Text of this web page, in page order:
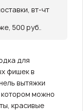
вт-чт
500 руб..
для
фишек в
вытяжки
котором можно
красивые